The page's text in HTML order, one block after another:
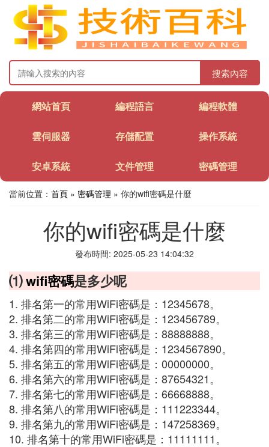
搜索內容
網站首頁 編程語言 編程軟體
雲伺服器 存儲配置 操作系統
安卓系統 文件管理 密碼管理
當前位置： 首頁 » 密碼管理 » 你的wifi密碼是什麼
你的wifi密碼是什麼
發布時間: 2025-05-23 14:04:32
⑴wifi密碼是多少呢
1. 排名第一的常用WiFi密碼是：12345678。
2. 排名第二的常用WiFi密碼是：123456789。
3. 排名第三的常用WiFi密碼是：88888888。
4. 排名第四的常用WiFi密碼是：1234567890。
5. 排名第五的常用WiFi密碼是：00000000。
6. 排名第六的常用WiFi密碼是：87654321。
7. 排名第七的常用WiFi密碼是：66668888。
8. 排名第八的常用WiFi密碼是：111223344。
9. 排名第九的常用WiFi密碼是：147258369。
10. 排名第十的常用WiFi密碼是：11111111。